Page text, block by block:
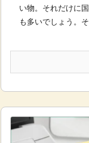
い物。それだけに
も多いでしょう。